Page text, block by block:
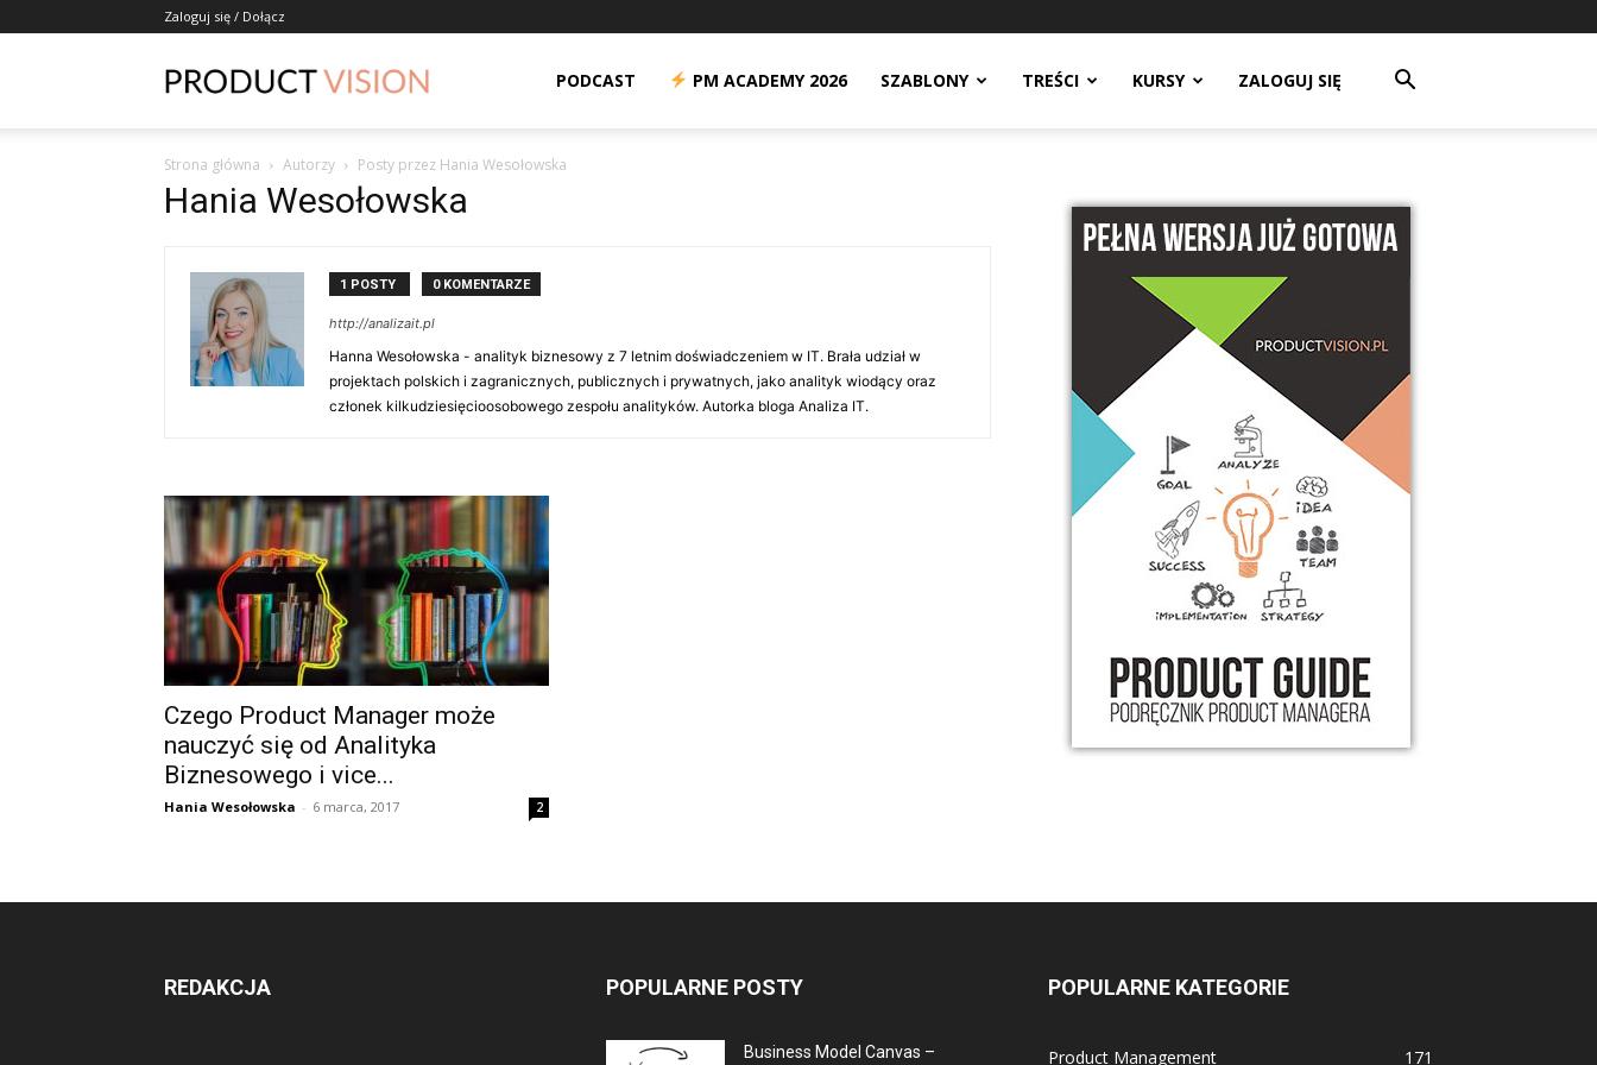
Zaloguj się / Dołącz
PODCAST PM ACADEMY 2026 SZABLONY TREŚCI KURSY ZALOGUJ SIĘ
Strona główna Autorzy Posty przez Hania Wesołowska
Hania Wesołowska
1 POSTY 0 KOMENTARZE
http://analizait.pl
Hanna Wesołowska - analityk biznesowy z 7 letnim doświadczeniem w IT. Brała udział w
projektach polskich i zagranicznych, publicznych i prywatnych, jako analityk wiodący oraz
członek kilkudziesięcioosobowego zespołu analityków. Autorka bloga Analiza IT.
Czego Product Manager może
nauczyć się od Analityka
Biznesowego i vice...
Hania Wesołowska - 6 marca, 2017 2
REDAKCJA POPULARNE POSTY
Business Model Canvas –
POPULARNE KATEGORIE
Product Management 171